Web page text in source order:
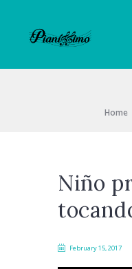
Home
Niño
February 15, 2017